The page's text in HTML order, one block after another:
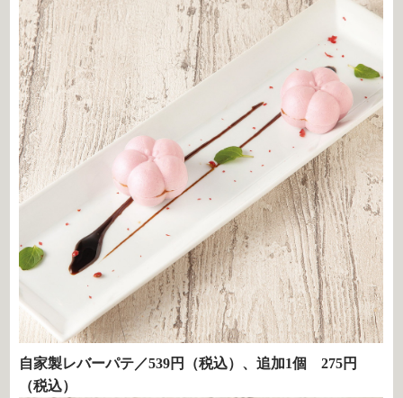
自家製レバーパテ／539円（税込）、追加1個 275円
（税込）